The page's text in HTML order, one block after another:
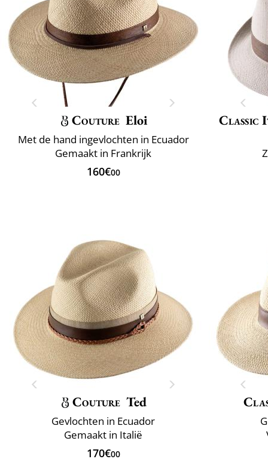
Couture Eloi
Met de hand ingevlochten in Ecuador
Gemaakt in Frankrijk
160€00
Classic
Couture Ted
Gevlochten in Ecuador
Gemaakt in Italië
170€00